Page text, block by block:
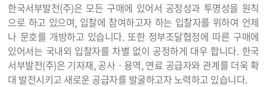
한국서부발전(주)은 모든 구매에 있어서 공정성과 투명성을 원칙
으로 하고 있으며, 입찰에 참여하고자 하는 입찰자를 위하여 언제
나 문호를 개방하고 있습니다. 또한 정부조달협정에 따른 구매에
있어서는 국내외 입찰자를 차별 없이 공정하게 대우 합니다. 한국
서부발전(주)은 기자재, 공사ㆍ용역, 연료 공급자와 관계를 더욱 확
대 발전시키고 새로운 공급자를 발굴하고자 노력하고 있습니다.